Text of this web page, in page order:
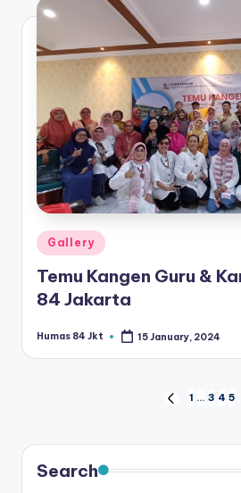
Posted
in
Gallery
Temu Kangen Guru &
84 Jakarta
Posted
Humas 84 Jkt 15 January, 2024
pagination
PREVIOUS
1 … 3 4 5
Search